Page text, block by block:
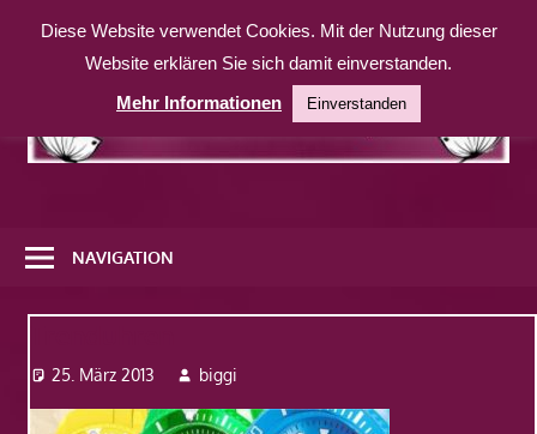
Inhalt
weitere
Website
NAVIGATION
25. März 2013 biggi
Diese Website verwendet Cookies. Mit der Nutzung dieser
Website erklären Sie sich damit einverstanden.
Mehr Informationen
Einverstanden